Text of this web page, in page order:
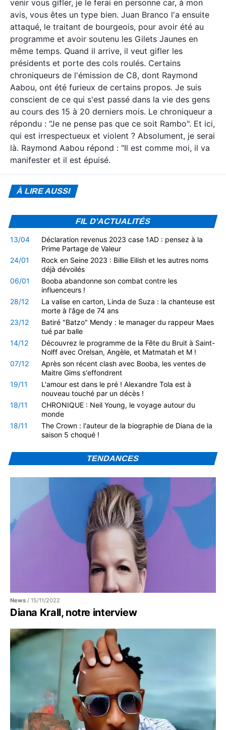
venir vous gifler, je le ferai en personne car, à mon
avis, vous êtes un type bien. Juan Branco l'a ensuite
attaqué, le traitant de bourgeois, pour avoir été au
programme et avoir soutenu les Gilets Jaunes en
même temps. Quand il arrive, il veut gifler les
présidents et porte des cols roulés. Certains
chroniqueurs de l'émission de C8, dont Raymond
Aabou, ont été furieux de certains propos. Je suis
conscient de ce qui s'est passé dans la vie des gens
au cours des 15 à 20 derniers mois. Le chroniqueur a
répondu : "Je ne pense pas que ce soit Rambo". Et ici,
qui est irrespectueux et violent ? Absolument, je serai
là. Raymond Aabou répond : "Il est comme moi, il va
manifester et il est épuisé.
À LIRE AUSSI
FIL D'ACTUALITÉS
13/04
Déclaration revenus 2023 case 1AD : pensez à la
Prime Partage de Valeur
24/01
Rock en Seine 2023 : Billie Eilish et les autres noms
déjà dévoilés
06/01
Booba abandonne son combat contre les
influenceurs !
28/12
La valise en carton, Linda de Suza : la chanteuse est
morte à l'âge de 74 ans
23/12
Batiré "Batzo" Mendy : le manager du rappeur Maes
tué par balle
14/12
Découvrez le programme de la Fête du Bruit à Saint-
Nolff avec Orelsan, Angèle, et Matmatah et M !
07/12
Après son récent clash avec Booba, les ventes de
Maitre Gims s'effondrent
19/11
L'amour est dans le pré ! Alexandre Tola est à
nouveau touché par un décès !
18/11
CHRONIQUE : Neil Young, le voyage autour du
monde
18/11
The Crown : l'auteur de la biographie de Diana de la
saison 5 choqué !
TENDANCES
News / 15/11/2022
Diana Krall, notre interview